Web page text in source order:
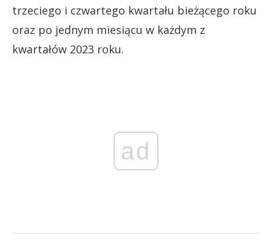
trzeciego i czwartego kwartału bieżącego roku
oraz po jednym miesiącu w każdym z
kwartałów 2023 roku.
ad